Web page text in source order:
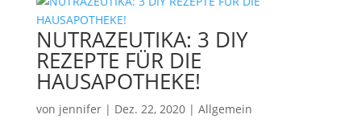
NUTRAZEUTIKA: 3 DIY
REZEPTE FÜR DIE
HAUSAPOTHEKE!
von jennifer| Dez. 22, 2020| Allgemein